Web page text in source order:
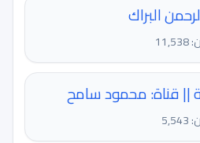
البراك
|| قناة: محمود سامح